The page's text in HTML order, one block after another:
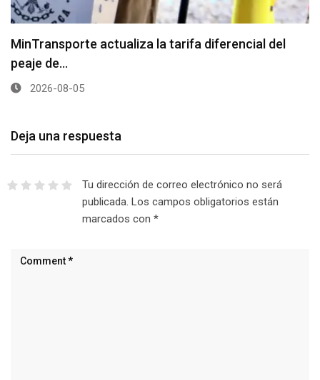
MinTransporte actualiza la tarifa diferencial del
peaje de…
2026-08-05
Deja una respuesta
Tu dirección de correo electrónico no será
publicada. Los campos obligatorios están
marcados con *